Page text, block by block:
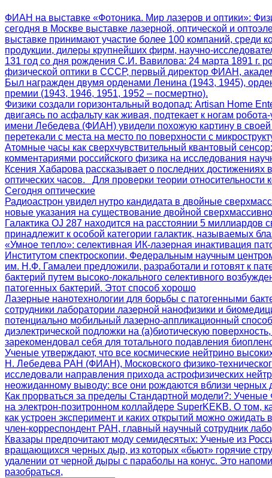
ФИАН на выставке «Фотоника. Мир лазеров и оптики»:
сегодня в Москве выставке лазерной, оптической и
выставке принимают участие более 100 компаний, среди
продукции, дилеры крупнейших фирм, научно-
131 год со дня рождения С.И. Вавилова: 24 марта 1891 г.
физической оптики в СССР, первый директор ФИАН,
Был награжден двумя орденами Ленина (1943, 1945),
премии (1943, 1946, 1951, 1952 – посмертно).
Физики создали горизонтальный водопад: Artisan Home
двигаясь по асфальту как живая, подтекает к ногам
имени Лебедева (ФИАН) увидели похожую картину в
перетекали с места на место по поверхности с
Атомные часы как сверхчувствительный квантовый сенсор
комментариями российского физика на исследования
Ксения Хабарова рассказывает о последних достижениях
оптических часов. Для проверки теории
Сегодня оптические
Радиоастрон увидел нутро кандидата в двойные
новые указания на существование двойной
Галактика OJ 287 находится на расстоянии 5
принадлежит к особой категории галактик, называемых
«Умное тепло»: селективная ИК-лазерная инактивация
Институтом спектроскопии, Федеральным научным
им. Н.Ф. Гамалеи предложили, разработали и готовят к
бактерий путем высоко-локального селективного
патогенных бактерий. Этот способ хорошо
Лазерные нанотехнологии для борьбы с патогенными
сотрудники лаборатории лазерной нанофизики и
потенциально мобильный лазерно-аппликационный
диэлектрической подложки на (а)биотическую
зарекомендовал себя для тотального подавления
Ученые утверждают, что все космические нейтрино
Н. Лебедева РАН (ФИАН), Московского физико-
исследовали направления прихода астрофизических
неожиданному выводу: все они рождаются вблизи черных
Как прорваться за пределы Стандартной модели?: Ученые
на электрон-позитронном коллайдере SuperKEKB. О том,
как устроен эксперимент и каких открытий можно
член-корреспондент РАН, главный научный сотрудник
Квазары предпочитают моду семидесятых: Ученые из
вращающихся черных дыр, из которых «бьют» горячие
удалении от черной дыры с параболы на конус. Это
разобраться,